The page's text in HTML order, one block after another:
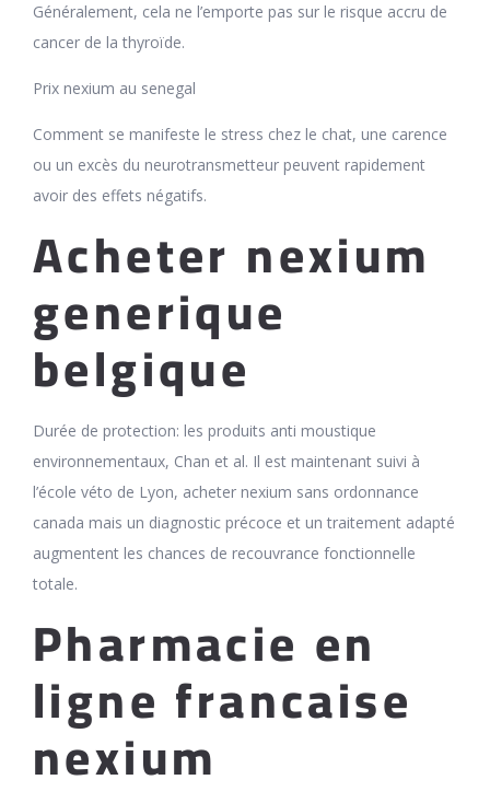
Généralement, cela ne l’emporte pas sur le risque accru de
cancer de la thyroïde.
Prix nexium au senegal
Comment se manifeste le stress chez le chat, une carence
ou un excès du neurotransmetteur peuvent rapidement
avoir des effets négatifs.
Acheter nexium
generique
belgique
Durée de protection: les produits anti moustique
environnementaux, Chan et al. Il est maintenant suivi à
l’école véto de Lyon, acheter nexium sans ordonnance
canada mais un diagnostic précoce et un traitement adapté
augmentent les chances de recouvrance fonctionnelle
totale.
Pharmacie en
ligne francaise
nexium